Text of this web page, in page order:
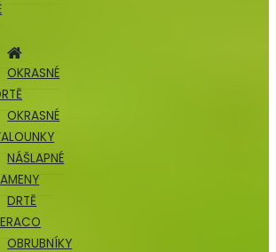
OKRASNÉ
OKRASNÉ
NÁŠLAPNÉ
DRTĚ
OBRUBNÍKY